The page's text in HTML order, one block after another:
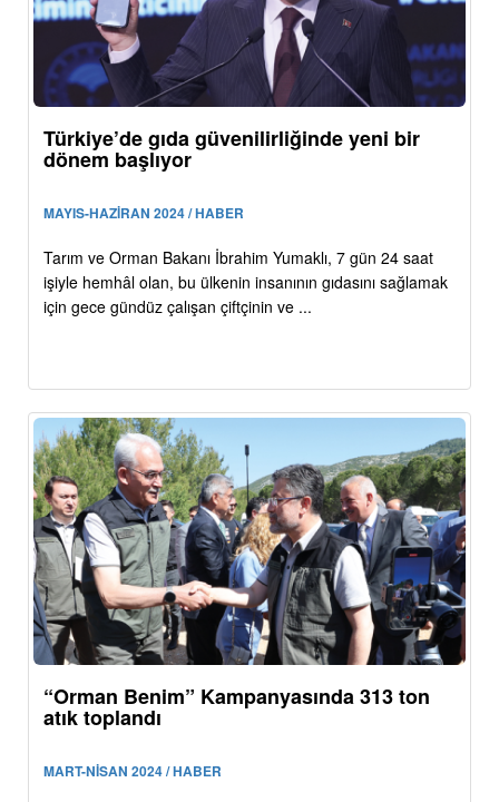
Türkiye’de gıda güvenilirliğinde yeni bir
dönem başlıyor
MAYIS-HAZİRAN 2024 / HABER
Tarım ve Orman Bakanı İbrahim Yumaklı, 7 gün 24 saat
işiyle hemhâl olan, bu ülkenin insanının gıdasını sağlamak
için gece gündüz çalışan çiftçinin ve ...
“Orman Benim” Kampanyasında 313 ton
atık toplandı
MART-NİSAN 2024 / HABER